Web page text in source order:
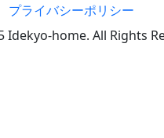
プライバシーポリシー
Idekyo-home. All Rights